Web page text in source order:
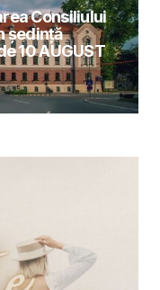
Consiliului
şedinţă
10 AUGUST